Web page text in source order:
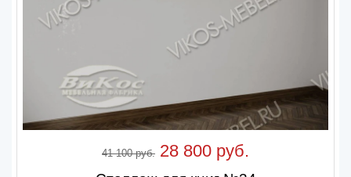
41 100 руб. 28 800 руб.